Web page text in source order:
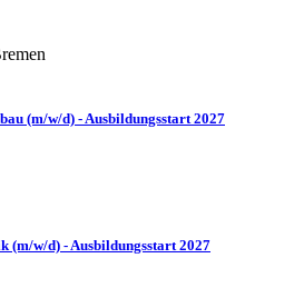
(m/w/d) - Ausbildungsstart 2027
w/d) - Ausbildungsstart 2027